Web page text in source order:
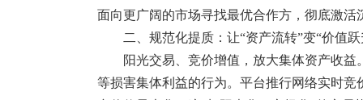
面向更广阔的市场寻找最优合作方，彻底激活
二、规范化提质：让“资产流转”变“价值跃
阳光交易、竞价增值，放大集体资产收
等损害集体利益的行为。平台推行网络实时